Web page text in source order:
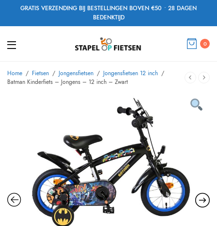
GRATIS VERZENDING BIJ BESTELLINGEN BOVEN €50 • 28 DAGEN
BEDENKTIJD
0
Home / Fietsen / Jongensfietsen / Jongensfietsen 12 inch /
Batman Kinderfiets – Jongens – 12 inch – Zwart